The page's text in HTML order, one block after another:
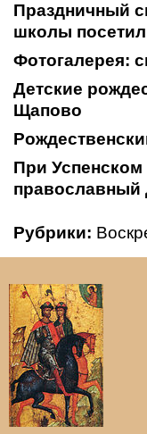
Праздничный
школы
Фотогалерея:
Детские
Щапово
При Успенском
православный
Рубрики: